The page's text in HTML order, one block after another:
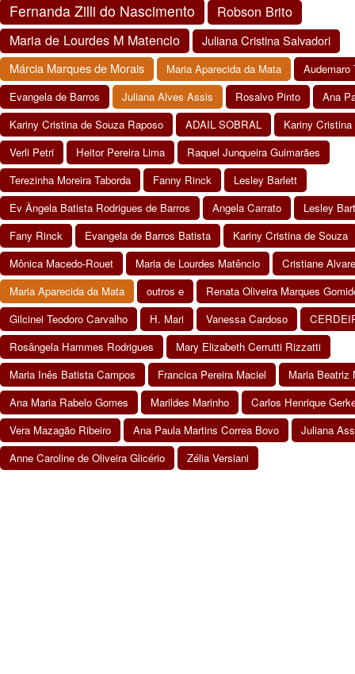
Fernanda Zilli do Nascimento
Robson Brito
Maria de Lourdes M Matencio
Juliana Cristina Salvadori
Márcia Marques de Morais
Maria Aparecida da Mata
Audemaro
Evangela de Barros
Juliana Alves Assis Rosalvo Pinto
Ana
Kariny Cristina de Souza Raposo
ADAIL SOBRAL
Kariny
Verli Petri
Heitor Pereira Lima
Raquel Junqueira Guimarães
Terezinha Moreira Taborda
Fanny Rinck
Lesley Barlett
Ev Ângela Batista Rodrigues de Barros
Angela Carrato
Lesley
Fany Rinck
Evangela de Barros Batista
Kariny Cristina de Souza
Mônica Macedo-Rouet
Maria de Lourdes Matêncio
Cristiane
Maria Aparecida da Mata
outros e
Renata Oliveira Marques
Gilcinei Teodoro Carvalho
H. Mari Vanessa Cardoso
Rosângela Hammes Rodrigues
Mary Elizabeth Cerrutti Rizzatti
Maria Inês Batista Campos
Francica Pereira Maciel
Maria Beatriz
Ana Maria Rabelo Gomes
Marildes Marinho
Carlos Henrique
Vera Mazagão Ribeiro
Ana Paula Martins Correa Bovo
Juliana
Anne Caroline de Oliveira Glicério
Zélia Versiani